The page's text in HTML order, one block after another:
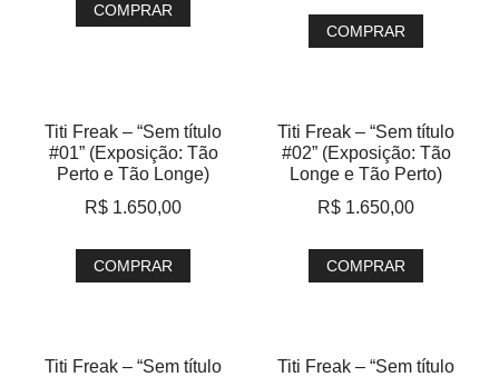
COMPRAR
COMPRAR
Titi Freak – “Sem título
#01” (Exposição: Tão
Perto e Tão Longe)
R$ 1.650,00
COMPRAR
Titi Freak – “Sem título
#02” (Exposição: Tão
Longe e Tão Perto)
R$ 1.650,00
COMPRAR
Titi Freak – “Sem título
Titi Freak – “Sem título